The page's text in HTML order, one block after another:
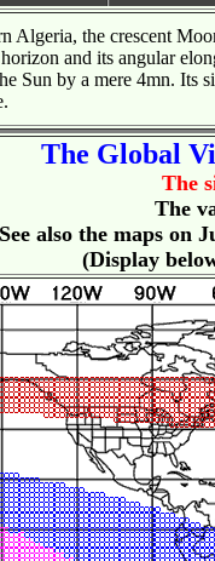
Algeria, the crescent
and its angular
Sun by a mere 4mn. Its
The Global
The
The
See also the maps on
(Display